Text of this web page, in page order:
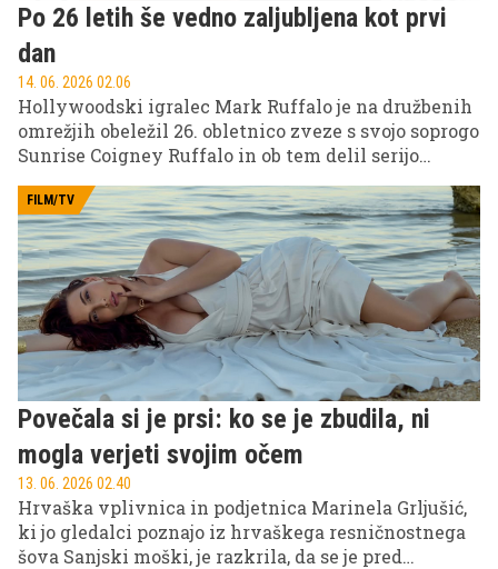
Po 26 letih še vedno zaljubljena kot prvi
dan
14. 06. 2026 02.06
Hollywoodski igralec Mark Ruffalo je na družbenih
omrežjih obeležil 26. obletnico zveze s svojo soprogo
Sunrise Coigney Ruffalo in ob tem delil serijo
prikazujejo njuno dolgoletno skupno pot.
FILM/TV
Povečala si je prsi: ko se je zbudila, ni
mogla verjeti svojim očem
13. 06. 2026 02.40
Hrvaška vplivnica in podjetnica Marinela Grljušić,
ki jo gledalci poznajo iz hrvaškega resničnostnega
šova Sanjski moški, je razkrila, da se je pred